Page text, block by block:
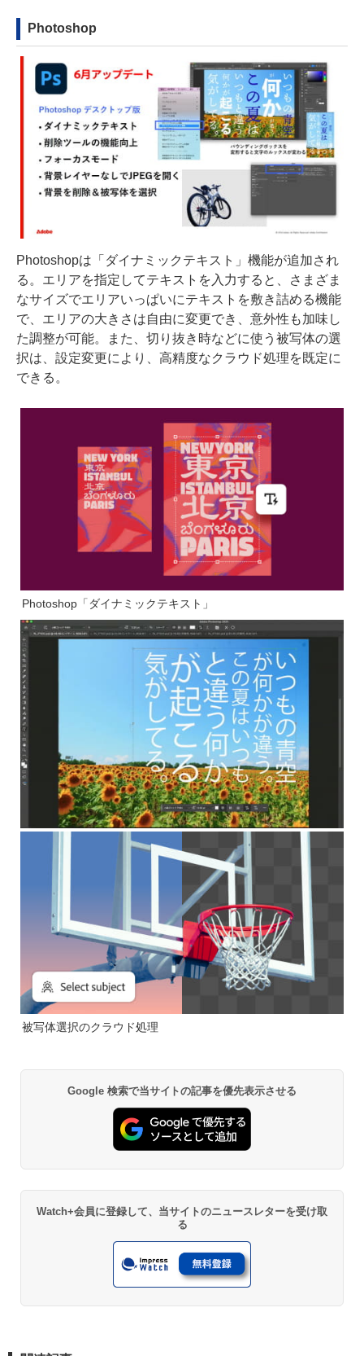
Photoshop
Photoshopは「ダイナミックテキスト」機能が追加され
る。エリアを指定してテキストを入力すると、さまざま
なサイズでエリアいっぱいにテキストを敷き詰める機能
で、エリアの大きさは自由に変更でき、意外性も加味し
た調整が可能。また、切り抜き時などに使う被写体の選
択は、設定変更により、高精度なクラウド処理を既定に
できる。
Photoshop「ダイナミックテキスト」
被写体選択のクラウド処理
Google 検索で当サイトの記事を優先表示させる
Watch+会員に登録して、当サイトのニュースレターを受け取
る